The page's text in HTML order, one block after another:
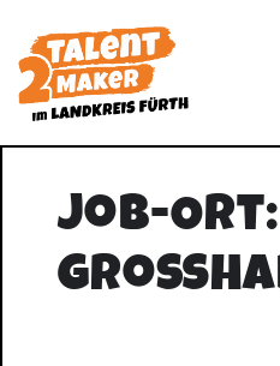
Inhalt
springen
Job-Ort: